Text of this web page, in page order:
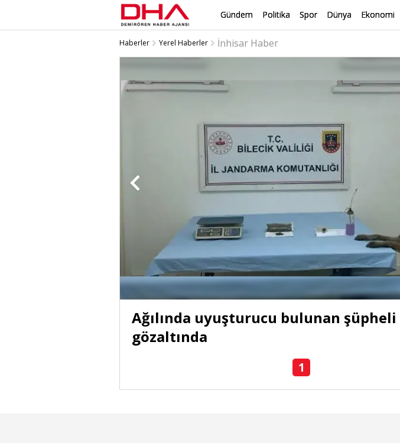
Gündem Politika Spor Dünya Ekonomi
Haberler Yerel Haberler İnhisar Haber
Ağılında uyuşturucu bulunan şüpheli
gözaltında
1